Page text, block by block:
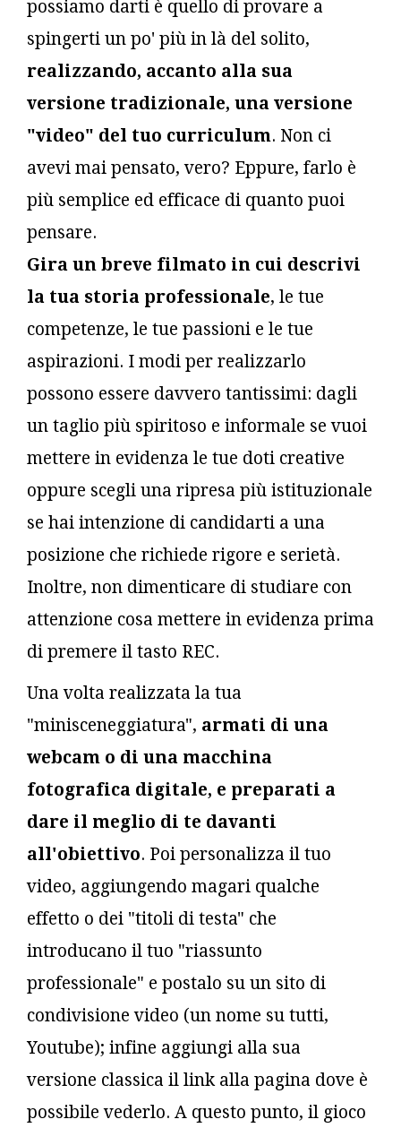
possiamo darti è quello di provare a
spingerti un po' più in là del solito,
realizzando, accanto alla sua
versione tradizionale, una versione
"video" del tuo curriculum. Non ci
avevi mai pensato, vero? Eppure, farlo è
più semplice ed efficace di quanto puoi
pensare.
Gira un breve filmato in cui descrivi
la tua storia professionale, le tue
competenze, le tue passioni e le tue
aspirazioni. I modi per realizzarlo
possono essere davvero tantissimi: dagli
un taglio più spiritoso e informale se vuoi
mettere in evidenza le tue doti creative
oppure scegli una ripresa più istituzionale
se hai intenzione di candidarti a una
posizione che richiede rigore e serietà.
Inoltre, non dimenticare di studiare con
attenzione cosa mettere in evidenza prima
di premere il tasto REC.
Una volta realizzata la tua
"minisceneggiatura", armati di una
webcam o di una macchina
fotografica digitale, e preparati a
dare il meglio di te davanti
all'obiettivo. Poi personalizza il tuo
video, aggiungendo magari qualche
effetto o dei "titoli di testa" che
introducano il tuo "riassunto
professionale" e postalo su un sito di
condivisione video (un nome su tutti,
Youtube); infine aggiungi alla sua
versione classica il link alla pagina dove è
possibile vederlo. A questo punto, il gioco